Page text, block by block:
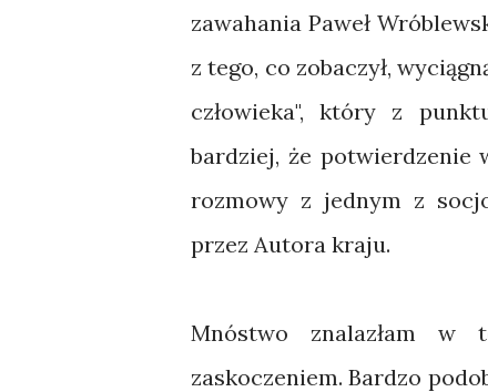
zawahania Paweł
z tego, co zobaczył,
człowieka", który z
bardziej, że potwierdzenie
rozmowy z jednym z
przez Autora kraju.
Mnóstwo znalazłam
zaskoczeniem. Bardzo